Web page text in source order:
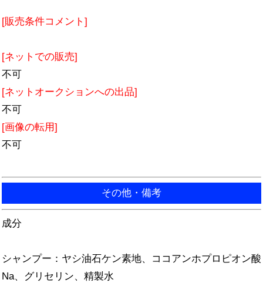
[販売条件コメント]
[ネットでの販売]
不可
[ネットオークションへの出品]
不可
[画像の転用]
不可
その他・備考
成分
シャンプー：ヤシ油石ケン素地、ココアンホプロピオン酸
Na、グリセリン、精製水